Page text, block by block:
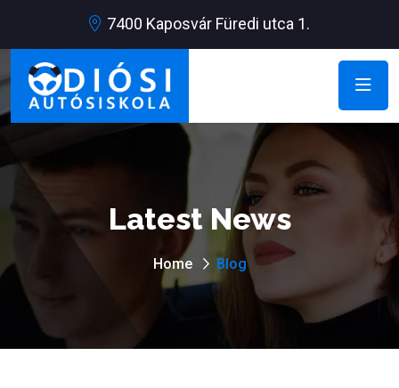
7400 Kaposvár Füredi utca 1.
Latest News
Home Blog